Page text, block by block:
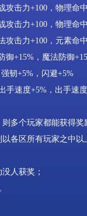
攻击力+100，物理命中
攻击力+100，物理命中
攻击力+100，元素命中
御+15%，魔法防御
韧+5%，闪避+5%
手速度+5%，出手速度
多个玩家都能获得奖
各区所有玩家之中以
人获奖；